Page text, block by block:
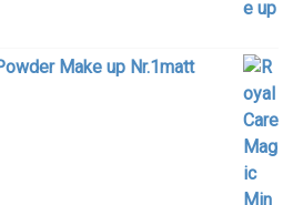
Make up Nr.1matt